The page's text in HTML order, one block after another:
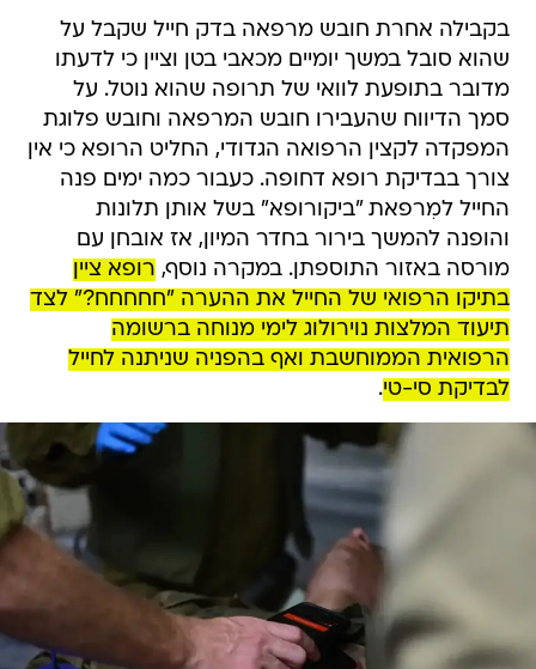
בקבילה אחרת חובש מרפאה בדק חייל שקבל על
שהוא סובל במשך יומיים מכאבי בטן וציין כי לדעתו
מדובר בתופעת לוואי של תרופה שהוא נוטל. על
סמך הדיווח שהעבירו חובש המרפאה וחובש פלוגת
המפקדה לקצין הרפואה הגדודי, החליט הרופא כי אין
צורך בבדיקת רופא דחופה. כעבור כמה ימים פנה
החייל למִרפאת "ביקורופא" בשל אותן תלונות
והופנה להמשך בירור בחדר המיון, אז אובחן עם
מורסה באזור התוספתן. במקרה נוסף, רופא ציין
בתיקו הרפואי של החייל את ההערה "חחחחח?" לצד
תיעוד המלצות נוירולוג לימי מנוחה ברשומה
הרפואית הממוחשבת ואף בהפניה שניתנה לחייל
לבדיקת סי-טי.